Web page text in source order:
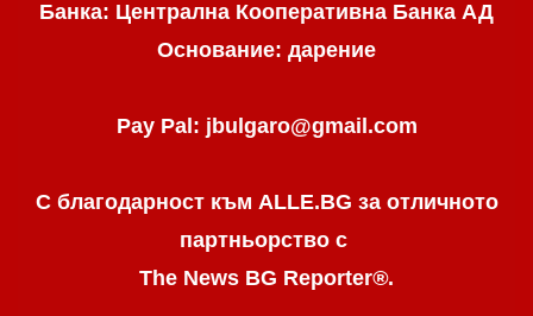
Банка: Централна Кооперативна Банка АД
Основание: дарение
Pay Pal: jbulgaro@gmail.com
С благодарност към ALLE.BG за отличното
партньорство с
The News BG Reporter®.